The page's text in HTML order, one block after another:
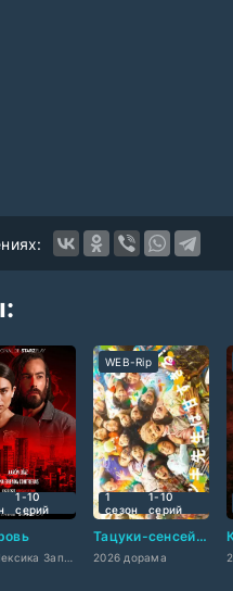
1-10
cерий
Тацуки-сенсей слишком милый!
2026 дорама
WEB-Rip
1
сезон
1-10
cерий